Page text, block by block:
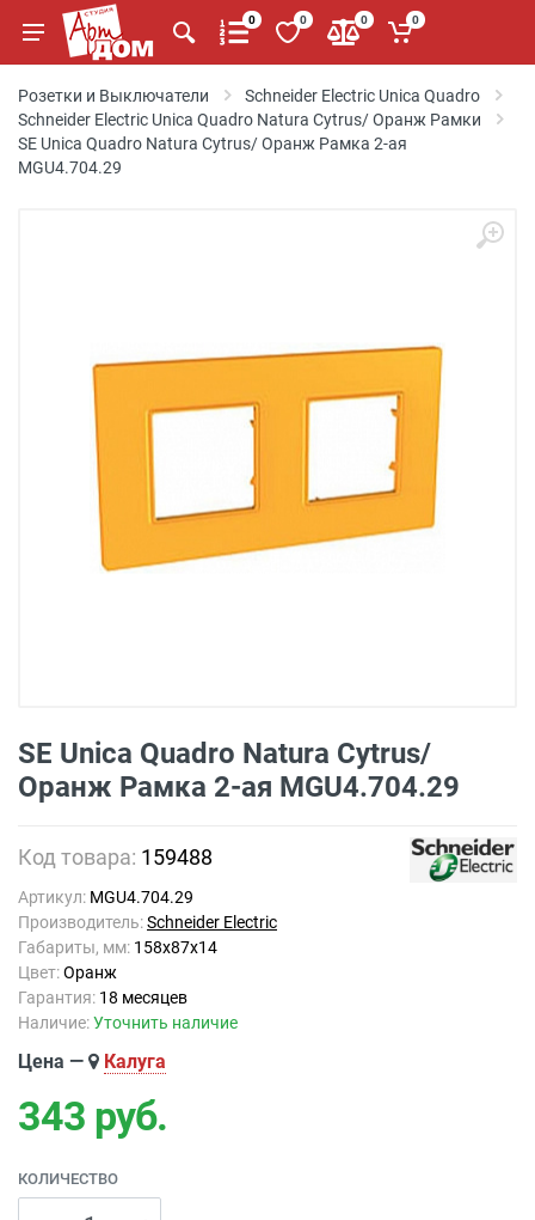
0 0 0 0
Розетки и Выключатели
Schneider Electric Unica Quadro
Schneider Electric Unica Quadro Natura Cytrus/ Оранж Рамки
SE Unica Quadro Natura Cytrus/ Оранж Рамка 2-ая
MGU4.704.29
SE Unica Quadro Natura Cytrus/
Оранж Рамка 2-ая MGU4.704.29
Код товара: 159488
Артикул: MGU4.704.29
Производитель:Schneider Electric
Габариты, мм: 158x87x14
Цвет:Оранж
Гарантия: 18 месяцев
Наличие:Уточнить наличие
Цена — Калуга
343 руб.
КОЛИЧЕСТВО